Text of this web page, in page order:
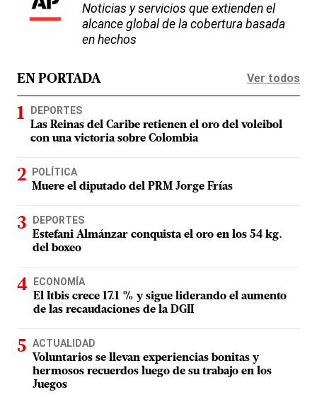
Noticias y servicios que extienden el
alcance global de la cobertura basada
en hechos
EN PORTADA Ver todos
DEPORTES
Las Reinas del Caribe retienen el oro del voleibol
con una victoria sobre Colombia
POLÍTICA
Muere el diputado del PRM Jorge Frías
DEPORTES
Estefani Almánzar conquista el oro en los 54 kg.
del boxeo
ECONOMÍA
El Itbis crece 17.1 % y sigue liderando el aumento
de las recaudaciones de la DGII
ACTUALIDAD
Voluntarios se llevan experiencias bonitas y
hermosos recuerdos luego de su trabajo en los
Juegos